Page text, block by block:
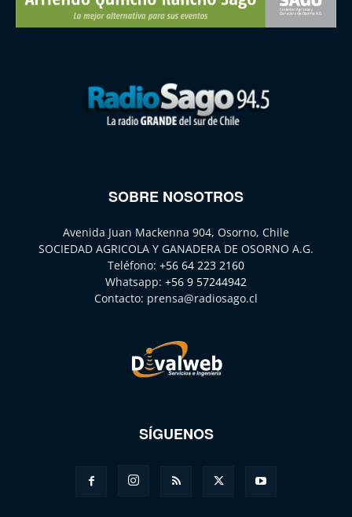
SOBRE NOSOTROS
Avenida Juan Mackenna 904, Osorno, Chile
SOCIEDAD AGRICOLA Y GANADERA DE OSORNO A.G.
Teléfono: +56 64 223 2160
Whatsapp: +56 9 57244942
Contacto: prensa@radiosago.cl
SÍGUENOS